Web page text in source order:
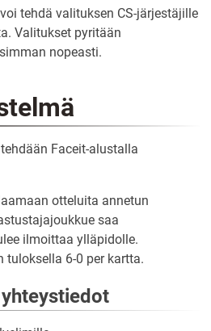
tehdä valituksen CS-järjestäjille
Valitukset pyritään
nopeasti.
Faceit-alustalla
otteluita annetun
saa
ilmoittaa ylläpidolle.
6-0 per kartta.